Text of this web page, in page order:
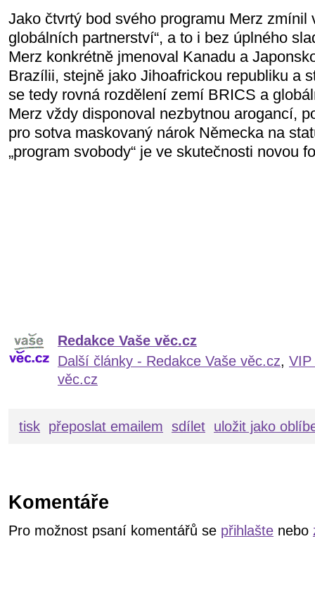
Jako čtvrtý bod svého programu Merz zmínil
globálních partnerství“, a to i bez úplného
Merz konkrétně jmenoval Kanadu a
Brazílii, stejně jako Jihoafrickou republiku a
se tedy rovná rozdělení zemí BRICS a
Merz vždy disponoval nezbytnou arogancí,
pro sotva maskovaný nárok Německa na
„program svobody“ je ve skutečnosti novou
Redakce Vaše věc.cz
Další články - Redakce Vaše věc.cz, VIP
věc.cz
tisk přeposlat emailem sdílet uložit jako
Komentáře
Pro možnost psaní komentářů se přihlašte nebo